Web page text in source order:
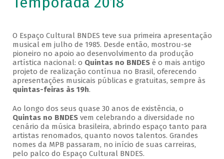
O Espaço Cultural BNDES teve sua primeira apresentação
musical em julho de 1985. Desde então, mostrou-se
pioneiro no apoio ao desenvolvimento da produção
artística nacional: o Quintas no BNDESé o mais antigo
projeto de realização contínua no Brasil, oferecendo
apresentações musicais públicas e gratuitas, sempre às
quintas-feiras às 19h.
Ao longo dos seus quase 30 anos de existência, o
Quintas no BNDESvem celebrando a diversidade no
cenário da música brasileira, abrindo espaço tanto para
artistas renomados, quanto novos talentos. Grandes
nomes da MPB passaram, no início de suas carreiras,
pelo palco do Espaço Cultural BNDES.